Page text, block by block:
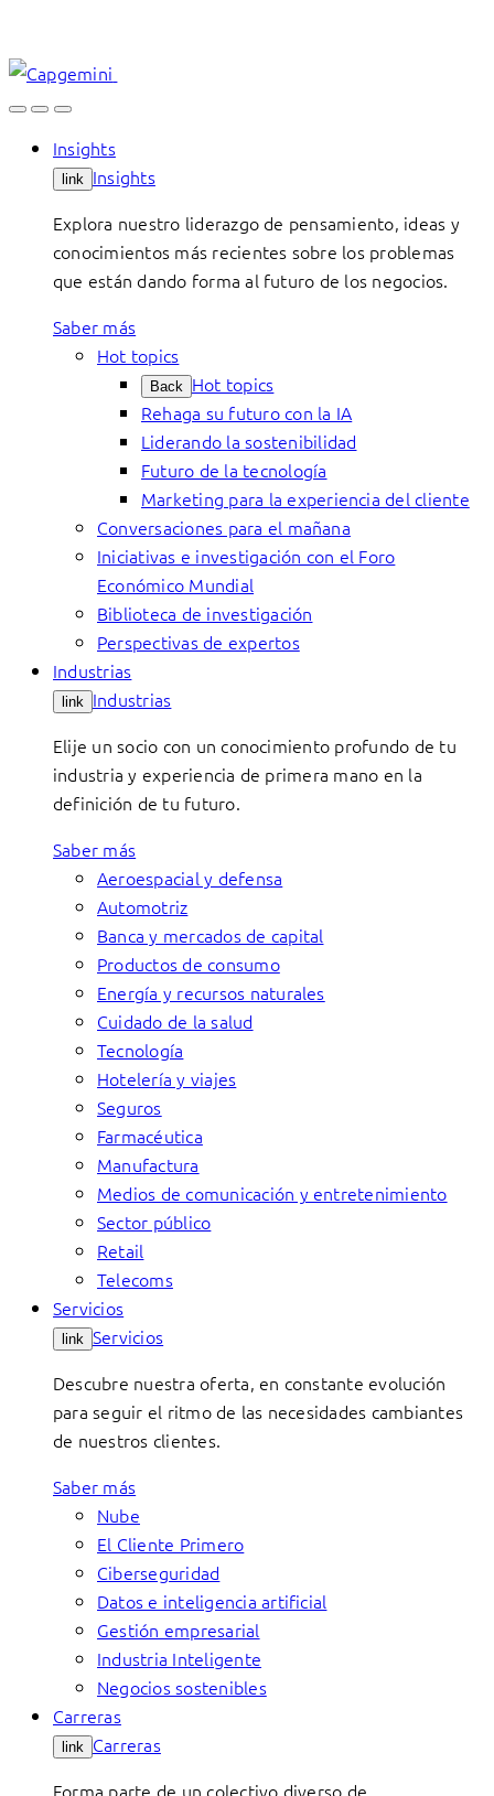
content
Insights
link Insights
Explora nuestro liderazgo de pensamiento, ideas y
conocimientos más recientes sobre los problemas
que están dando forma al futuro de los negocios.
Saber más
Hot topics
Back Hot topics
Rehaga su futuro con la IA
Liderando la sostenibilidad
Futuro de la tecnología
Marketing para la experiencia del cliente
Conversaciones para el mañana
Iniciativas e investigación con el Foro
Económico Mundial
Biblioteca de investigación
Perspectivas de expertos
Industrias
link Industrias
Elije un socio con un conocimiento profundo de tu
industria y experiencia de primera mano en la
definición de tu futuro.
Saber más
Aeroespacial y defensa
Automotriz
Banca y mercados de capital
Productos de consumo
Energía y recursos naturales
Cuidado de la salud
Tecnología
Hotelería y viajes
Seguros
Farmacéutica
Manufactura
Medios de comunicación y entretenimiento
Sector público
Retail
Telecoms
Servicios
link Servicios
Descubre nuestra oferta, en constante evolución
para seguir el ritmo de las necesidades cambiantes
de nuestros clientes.
Saber más
Nube
El Cliente Primero
Ciberseguridad
Datos e inteligencia artificial
Gestión empresarial
Industria Inteligente
Negocios sostenibles
Carreras
link Carreras
Forma parte de un colectivo diverso de